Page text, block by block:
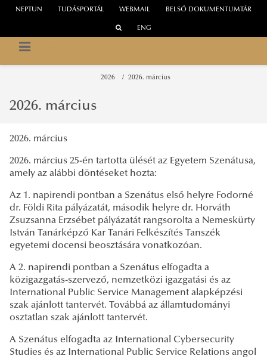
WEBMAIL
NEPTUN TUDÁSPORTÁL BELSŐ DOKUMENTUMTÁR
ENG
2026 2026. március
2026. március
2026. március
2026. március 25-én tartotta ülését az Egyetem Szenátusa,
amely az alábbi döntéseket hozta:
Az 1. napirendi pontban a Szenátus első helyre Fodorné
dr. Földi Rita pályázatát, második helyre dr. Horváth
Zsuzsanna Erzsébet pályázatát rangsorolta a Nemeskürty
István Tanárképző Kar Tanári Felkészítés Tanszék
egyetemi docensi beosztására vonatkozóan.
A 2. napirendi pontban a Szenátus elfogadta a
közigazgatás-szervező, nemzetközi igazgatási és az
International Public Service Management alapképzési
szak ajánlott tantervét. Továbbá az államtudományi
osztatlan szak ajánlott tantervét.
A Szenátus elfogadta az International Cybersecurity
Studies és az International Public Service Relations angol